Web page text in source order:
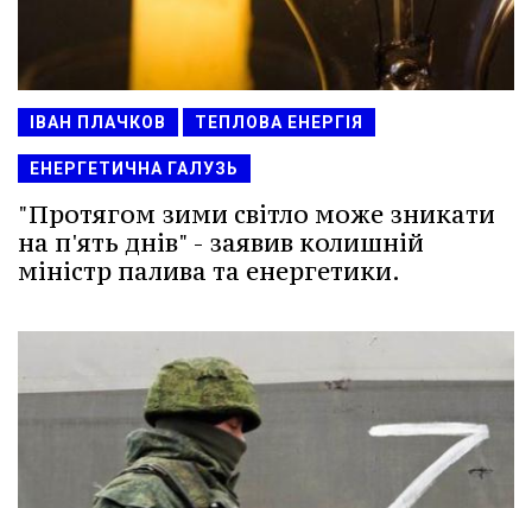
ІВАН ПЛАЧКОВ ТЕПЛОВА ЕНЕРГІЯ
ЕНЕРГЕТИЧНА ГАЛУЗЬ
"Протягом зими світло може зникати
на п'ять днів" - заявив колишній
міністр палива та енергетики.